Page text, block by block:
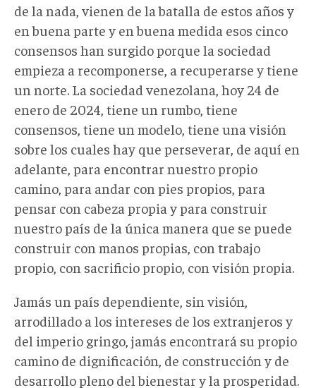
de la nada, vienen de la batalla de estos años y
en buena parte y en buena medida esos cinco
consensos han surgido porque la sociedad
empieza a recomponerse, a recuperarse y tiene
un norte. La sociedad venezolana, hoy 24 de
enero de 2024, tiene un rumbo, tiene
consensos, tiene un modelo, tiene una visión
sobre los cuales hay que perseverar, de aquí en
adelante, para encontrar nuestro propio
camino, para andar con pies propios, para
pensar con cabeza propia y para construir
nuestro país de la única manera que se puede
construir con manos propias, con trabajo
propio, con sacrificio propio, con visión propia.
Jamás un país dependiente, sin visión,
arrodillado a los intereses de los extranjeros y
del imperio gringo, jamás encontrará su propio
camino de dignificación, de construcción y de
desarrollo pleno del bienestar y la prosperidad.